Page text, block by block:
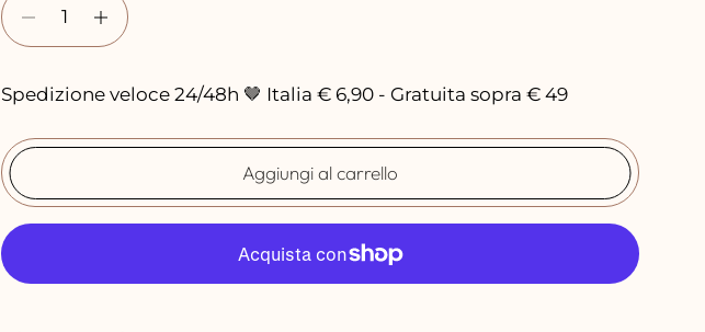
z
o
o
m
a
Spedizione veloce 24/48h 🤎 Italia € 6,90 - Gratuita sopra € 49
Aggiungi al carrello